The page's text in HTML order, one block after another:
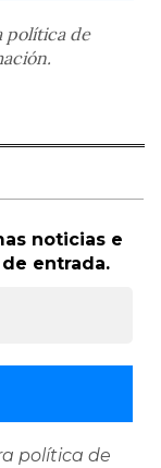
política de
noticias e
entrada.
política de